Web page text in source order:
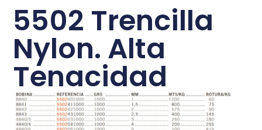
5502 Trencilla
Nylon. Alta
Tenacidad